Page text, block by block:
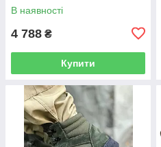
В наявності
4 788 ₴
Купити